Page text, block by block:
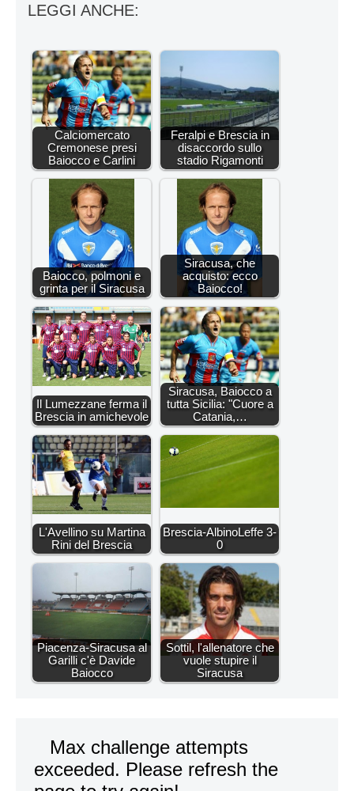
LEGGI ANCHE:
Calciomercato
Cremonese presi
Baiocco e Carlini
Feralpi e Brescia in
disaccordo sullo
stadio Rigamonti
Baiocco, polmoni e
grinta per il Siracusa
Siracusa, che
acquisto: ecco
Baiocco!
Il Lumezzane ferma il
Brescia in amichevole
Siracusa, Baiocco a
tutta Sicilia: "Cuore a
Catania,…
L'Avellino su Martina
Rini del Brescia
Brescia-AlbinoLeffe 3-
0
Piacenza-Siracusa al
Garilli c'è Davide
Baiocco
Sottil, l'allenatore che
vuole stupire il
Siracusa